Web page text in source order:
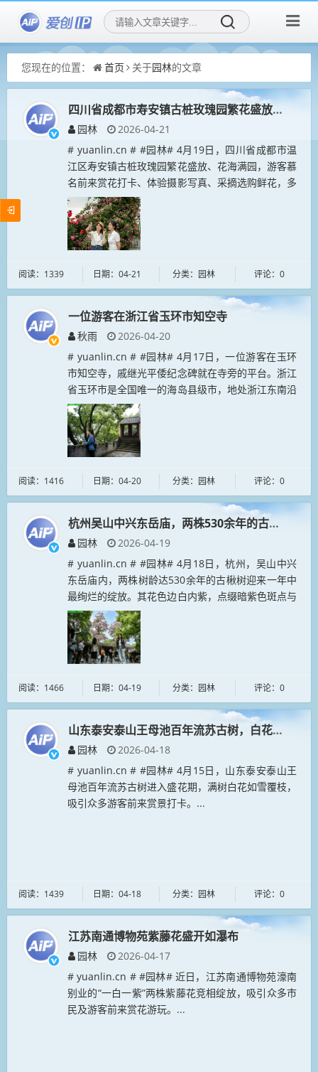
您现在的位置： 首页 关于园林的文章
四川省成都市寿安镇古桩玫瑰园繁花盛放、花海
园林
2026-04-21
# yuanlin.cn # #园林# 4月19日，四川省成都市温
江区寿安镇古桩玫瑰园繁花盛放、花海满园，游客慕
名前来赏花打卡、体验摄影写真、采摘选购鲜花，多
元休闲消费场景持续升温，以花为媒带动休闲消费、
点亮春日经济...
阅读：1339 日期：04-21 分类：园林 评论：0
一位游客在浙江省玉环市知空寺
秋雨
2026-04-20
# yuanlin.cn # #园林# 4月17日，一位游客在玉环
市知空寺，戚继光平倭纪念碑就在寺旁的平台。浙江
省玉环市是全国唯一的海岛县级市，地处浙江东南沿
海、东海之滨，依漩门湾而建、拥碧波东海而兴，是
一座依海而生...
阅读：1416 日期：04-20 分类：园林 评论：0
杭州吴山中兴东岳庙，两株530余年的古楸树绚烂
园林
2026-04-19
# yuanlin.cn # #园林# 4月18日，杭州，吴山中兴
东岳庙内，两株树龄达530余年的古楸树迎来一年中
最绚烂的绽放。其花色边白内紫，点缀暗紫色斑点与
淡黄色条纹，花冠形如垂钟，香气淡雅绵长，与古建
筑飞檐翘角...
阅读：1466 日期：04-19 分类：园林 评论：0
山东泰安泰山王母池百年流苏古树，白花如雪覆枝
园林
2026-04-18
# yuanlin.cn # #园林# 4月15日，山东泰安泰山王
母池百年流苏古树进入盛花期，满树白花如雪覆枝，
吸引众多游客前来赏景打卡。...
阅读：1439 日期：04-18 分类：园林 评论：0
江苏南通博物苑紫藤花盛开如瀑布
园林
2026-04-17
# yuanlin.cn # #园林# 近日，江苏南通博物苑濠南
别业的“一白一紫”两株紫藤花竞相绽放，吸引众多市
民及游客前来赏花游玩。...